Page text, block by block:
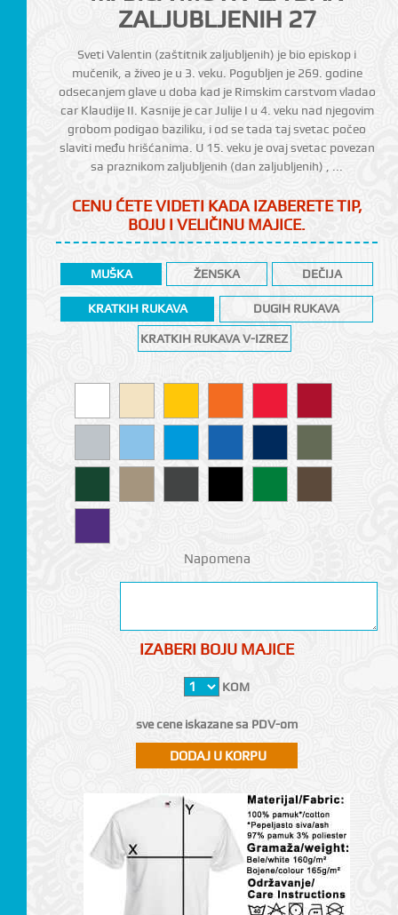
ZALJUBLJENIH 27
Sveti Valentin (zaštitnik zaljubljenih) je bio episkop i
mučenik, a živeo je u 3. veku. Pogubljen je 269. godine
odsecanjem glave u doba kad je Rimskim carstvom vladao
car Klaudije II. Kasnije je car Julije I u 4. veku nad njegovim
grobom podigao baziliku, i od se tada taj svetac počeo
slaviti među hrišćanima. U 15. veku je ovaj svetac povezan
sa praznikom zaljubljenih (dan zaljubljenih) , ...
CENU ĆETE VIDETI KADA IZABERETE TIP,
BOJU I VELIČINU MAJICE.
MUŠKA ŽENSKA DEČIJA
KRATKIH RUKAVA DUGIH RUKAVA
KRATKIH RUKAVA V-IZREZ
Napomena
IZABERI BOJU MAJICE
KOM
sve cene iskazane sa PDV-om